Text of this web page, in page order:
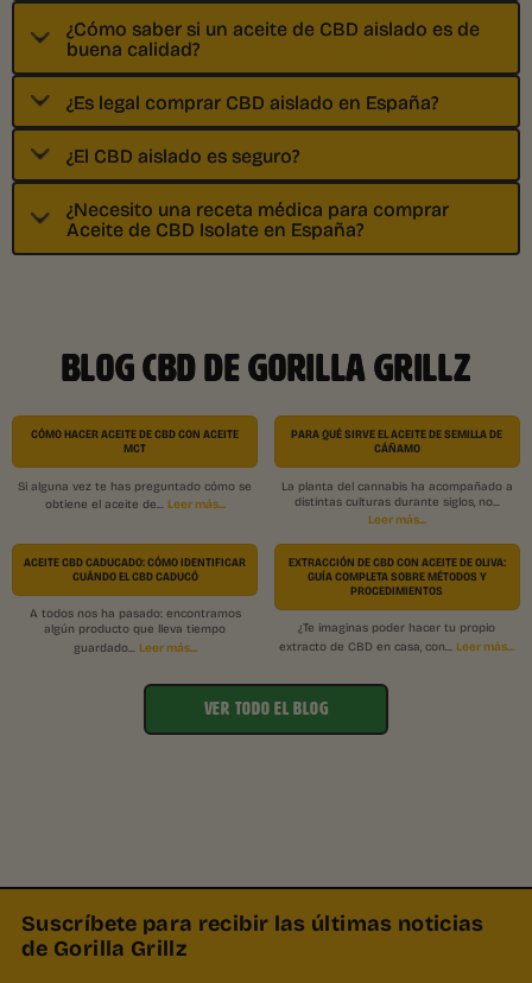
¿Cómo saber si un aceite de CBD aislado es de
buena calidad?
¿Es legal comprar CBD aislado en España?
¿El CBD aislado es seguro?
¿Necesito una receta médica para comprar
Aceite de CBD Isolate en España?
BLOG CBD DE GORILLA GRILLZ
CÓMO HACER ACEITE DE CBD CON ACEITE
MCT
Si alguna vez te has preguntado cómo se
obtiene el aceite de... Leer más...
PARA QUÉ SIRVE EL ACEITE DE SEMILLA DE
CÁÑAMO
La planta del cannabis ha acompañado a
distintas culturas durante siglos, no...
Leer más...
ACEITE CBD CADUCADO: CÓMO IDENTIFICAR
CUÁNDO EL CBD CADUCÓ
A todos nos ha pasado: encontramos
algún producto que lleva tiempo
guardado... Leer más...
EXTRACCIÓN DE CBD CON ACEITE DE OLIVA:
GUÍA COMPLETA SOBRE MÉTODOS Y
PROCEDIMIENTOS
¿Te imaginas poder hacer tu propio
extracto de CBD en casa, con...Leer más...
VER TODO EL BLOG
Suscríbete para recibir las últimas noticias
de Gorilla Grillz